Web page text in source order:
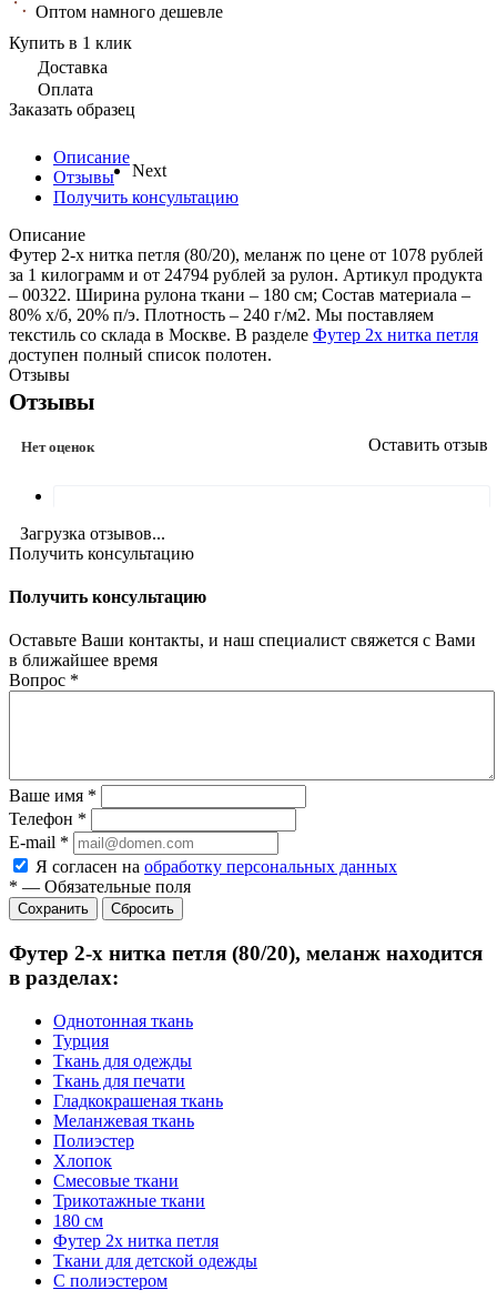
Next
Оптом намного дешевле
Купить в 1 клик
Доставка
Оплата
Заказать образец
Описание
Отзывы
Получить консультацию
Описание
Футер 2-х нитка петля (80/20), меланж по цене от 1078 рублей
за 1 килограмм и от 24794 рублей за рулон. Артикул продукта
– 00322. Ширина рулона ткани – 180 см; Состав материала –
80% х/б, 20% п/э. Плотность – 240 г/м2. Мы поставляем
текстиль со склада в Москве. В разделе Футер 2х нитка петля
доступен полный список полотен.
Отзывы
Отзывы
Нет оценок Оставить отзыв
Загрузка отзывов...
Получить консультацию
Получить консультацию
Оставьте Ваши контакты, и наш специалист свяжется с Вами
в ближайшее время
Вопрос *
Ваше имя *
Телефон *
E-mail *
Я согласен на обработку персональных данных
* — Обязательные поля
Сбросить
Футер 2-х нитка петля (80/20), меланж находится
в разделах:
Однотонная ткань
Турция
Ткань для одежды
Ткань для печати
Гладкокрашеная ткань
Меланжевая ткань
Полиэстер
Хлопок
Смесовые ткани
Трикотажные ткани
180 см
Футер 2х нитка петля
Ткани для детской одежды
C полиэстером